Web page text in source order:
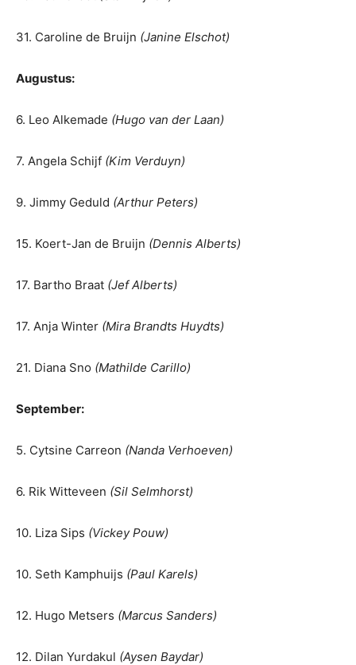
31. Caroline de Bruijn (Janine Elschot)
Augustus:
6. Leo Alkemade (Hugo van der Laan)
7. Angela Schijf (Kim Verduyn)
9. Jimmy Geduld (Arthur Peters)
15. Koert-Jan de Bruijn (Dennis Alberts)
17. Bartho Braat (Jef Alberts)
17. Anja Winter (Mira Brandts Huydts)
21. Diana Sno (Mathilde Carillo)
September:
5. Cytsine Carreon (Nanda Verhoeven)
6. Rik Witteveen (Sil Selmhorst)
10. Liza Sips (Vickey Pouw)
10. Seth Kamphuijs (Paul Karels)
12. Hugo Metsers (Marcus Sanders)
12. Dilan Yurdakul (Aysen Baydar)